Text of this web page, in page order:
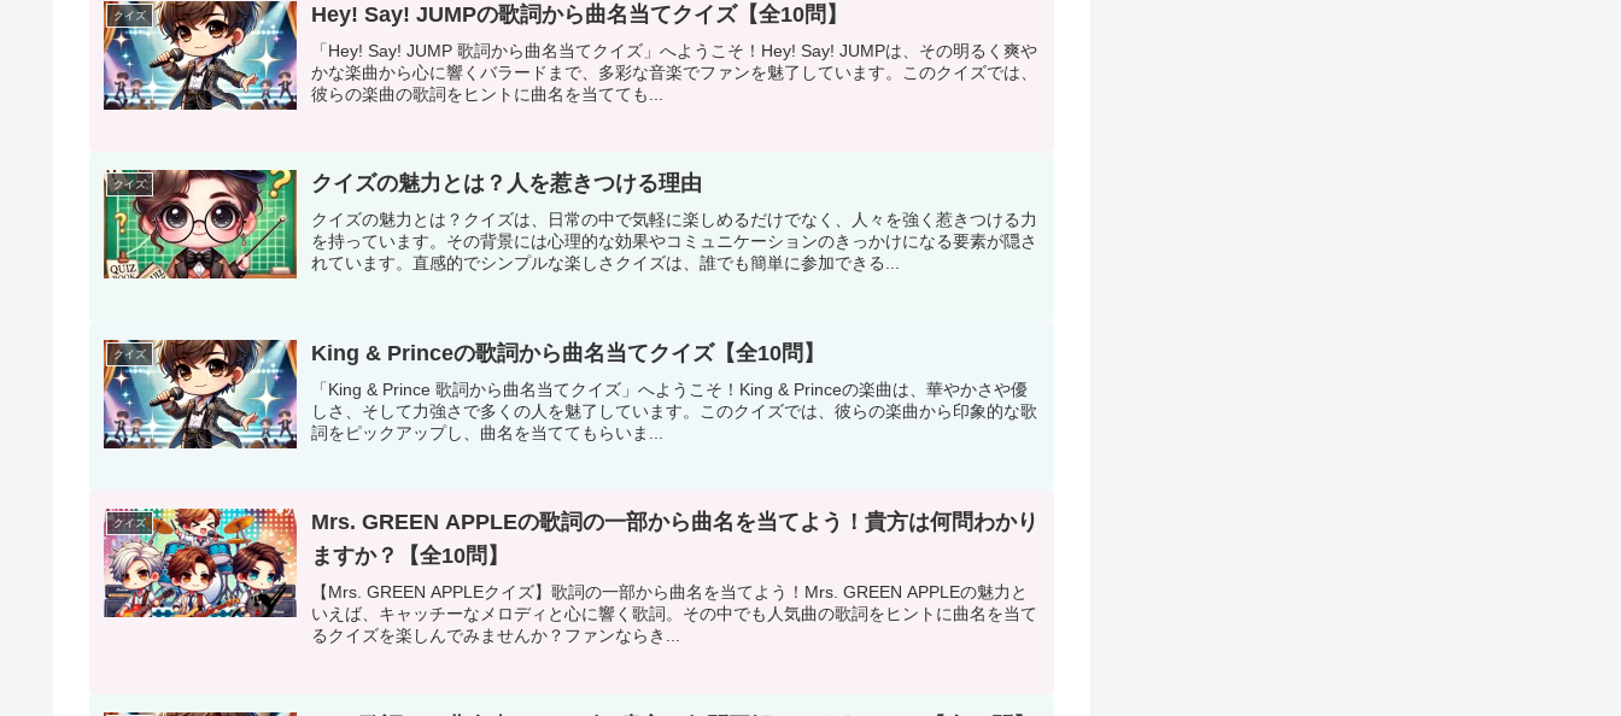
クイズ Hey! Say! JUMPの歌詞から曲名当てクイズ【全10問】
「Hey! Say! JUMP 歌詞から曲名当てクイズ」へようこそ！Hey! Say! JUMPは、その明るく爽や
かな楽曲から心に響くバラードまで、多彩な音楽でファンを魅了しています。このクイズでは、
彼らの楽曲の歌詞をヒントに曲名を当てても...
クイズ クイズの魅力とは？人を惹きつける理由
クイズの魅力とは？クイズは、日常の中で気軽に楽しめるだけでなく、人々を強く惹きつける力
を持っています。その背景には心理的な効果やコミュニケーションのきっかけになる要素が隠さ
れています。直感的でシンプルな楽しさクイズは、誰でも簡単に参加できる...
クイズ King & Princeの歌詞から曲名当てクイズ【全10問】
「King & Prince 歌詞から曲名当てクイズ」へようこそ！King & Princeの楽曲は、華やかさや優
しさ、そして力強さで多くの人を魅了しています。このクイズでは、彼らの楽曲から印象的な歌
詞をピックアップし、曲名を当ててもらいま...
クイズ
Mrs. GREEN APPLEの歌詞の一部から曲名を当てよう！貴方は何問わかり
ますか？【全10問】
【Mrs. GREEN APPLEクイズ】歌詞の一部から曲名を当てよう！Mrs. GREEN APPLEの魅力と
いえば、キャッチーなメロディと心に響く歌詞。その中でも人気曲の歌詞をヒントに曲名を当て
るクイズを楽しんでみませんか？ファンならき...